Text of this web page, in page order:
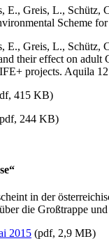
E., Greis, L., Schütz,
Scheme
E., Greis, L., Schütz,
their effect on adult
projects. Aquila
415 KB)
244 KB)
in der
die Großtrappe
2015 (pdf, 2,9 MB)